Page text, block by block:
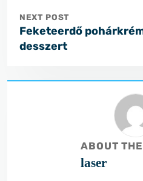
NEXT POST
Feketeerdő
desszert
ABOUT
laser